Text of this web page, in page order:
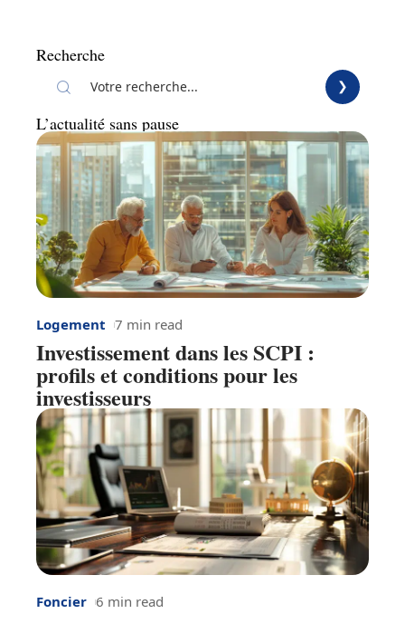
Recherche
L’actualité sans pause
Logement 7 min read
Investissement dans les SCPI :
profils et conditions pour les
investisseurs
Foncier 6 min read